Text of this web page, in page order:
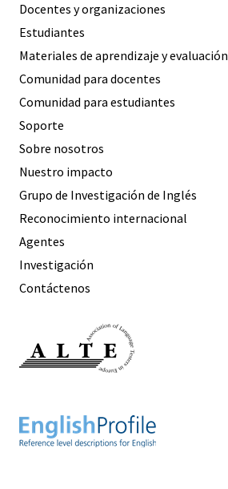
Docentes y organizaciones
Estudiantes
Materiales de aprendizaje y evaluación
Comunidad para docentes
Comunidad para estudiantes
Soporte
Sobre nosotros
Nuestro impacto
Grupo de Investigación de Inglés
Reconocimiento internacional
Agentes
Investigación
Contáctenos